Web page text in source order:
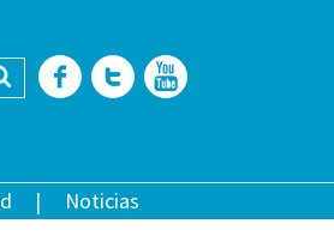
Buscar Facebook
Twitter
Noticias